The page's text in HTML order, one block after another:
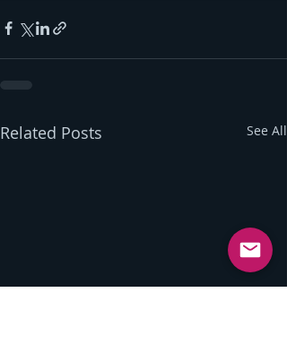
Related Posts See All